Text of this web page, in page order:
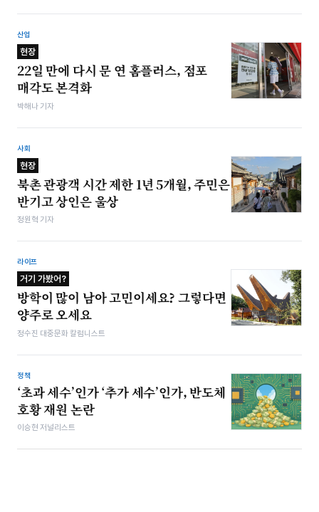
산업
현장
22일 만에 다시 문 연 홈플러스, 점포
매각도 본격화
박해나 기자
사회
현장
북촌 관광객 시간 제한 1년 5개월, 주민은
반기고 상인은 울상
정원혁 기자
라이프
거기 가봤어?
방학이 많이 남아 고민이세요? 그렇다면
양주로 오세요
정수진 대중문화 칼럼니스트
정책
‘초과 세수’인가 ‘추가 세수’인가, 반도체
호황 재원 논란
이승현 저널리스트